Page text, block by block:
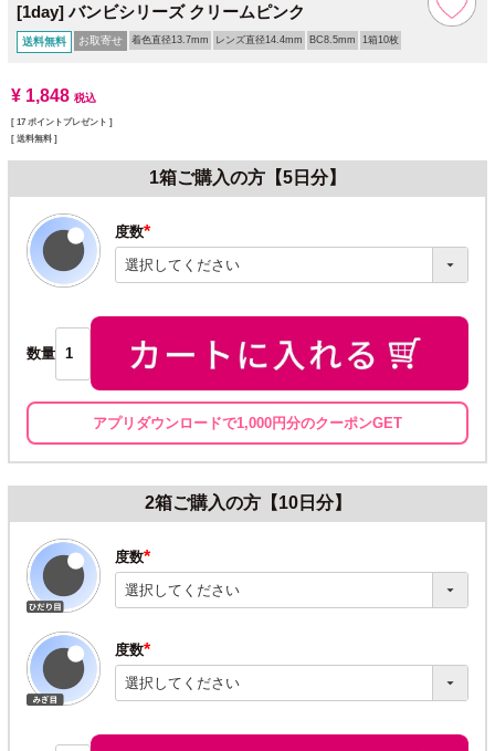
[1day] バンビシリーズ クリームピンク
送料無料 お取寄せ 着色直径13.7mm レンズ直径14.4mm BC8.5mm 1箱10枚
¥ 1,848 税込
[ 17 ポイントプレゼント ]
送料無料
1箱ご購入の方【5日分】
度数
(必
須)
数量
アプリダウンロードで1,000円分のクーポンGET
2箱ご購入の方【10日分】
度数
(必
須)
度数
(必
須)